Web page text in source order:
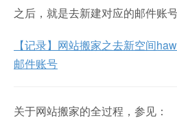
之后，就是去新建对应的邮件账
【记录】网站搬家之去新空间
邮件账号
关于网站搬家的全过程，参见：